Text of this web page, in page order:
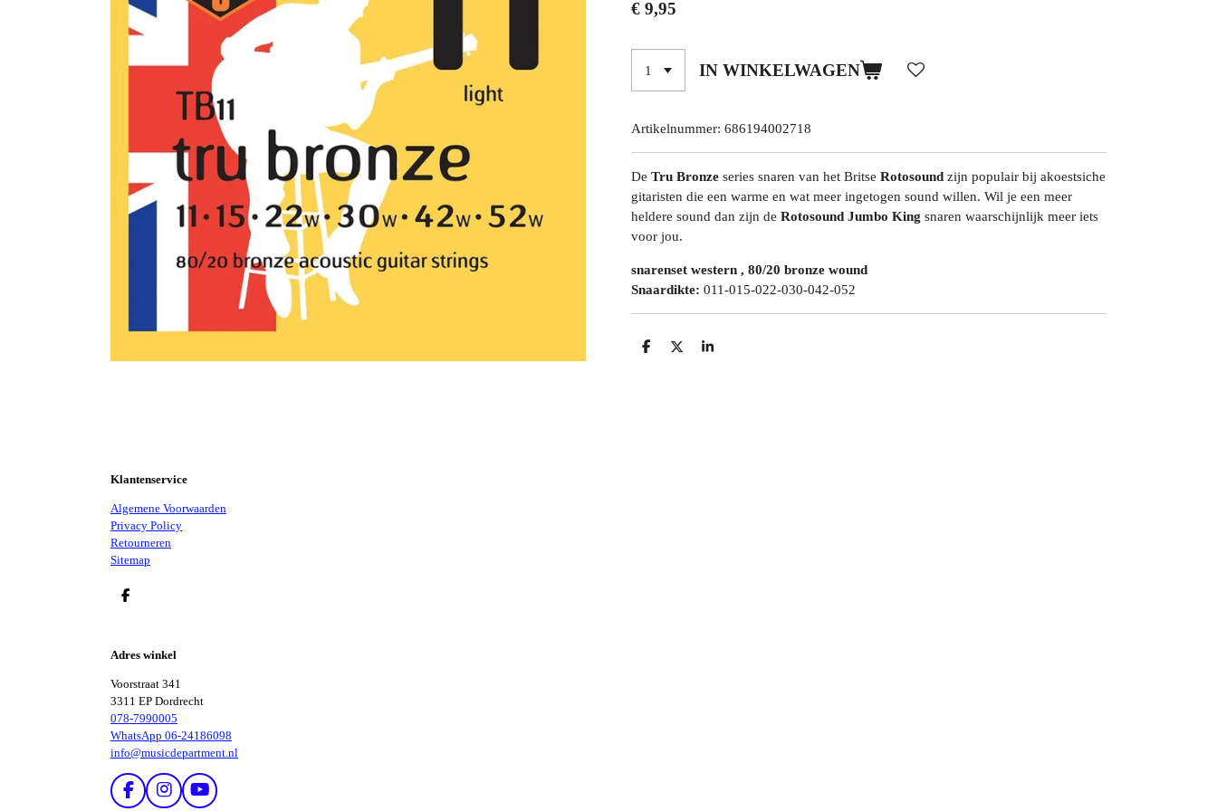
€ 9,95
IN WINKELWAGEN
Artikelnummer: 686194002718
De Tru Bronze series snaren van het Britse Rotosound zijn populair bij akoestsiche
gitaristen die een warme en wat meer ingetogen sound willen. Wil je een meer
heldere sound dan zijn de Rotosound Jumbo King snaren waarschijnlijk meer iets
voor jou.
snarenset western , 80/20 bronze wound
Snaardikte: 011-015-022-030-042-052
D
D
S
Klantenservice
Algemene Voorwaarden
Privacy Policy
Retourneren
Sitemap
D
N
Adres winkel
Voorstraat 341
3311 EP Dordrecht
078-7990005
WhatsApp 06-24186098
info@musicdepartment.nl
F
I
Y